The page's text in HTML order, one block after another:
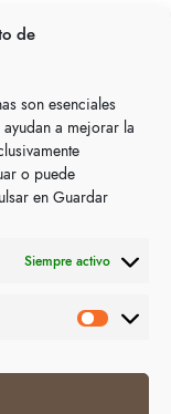
de
son esenciales
a mejorar la
o puede
en Guardar
Siempre activo